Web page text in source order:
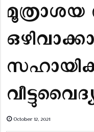
October 12, 2021